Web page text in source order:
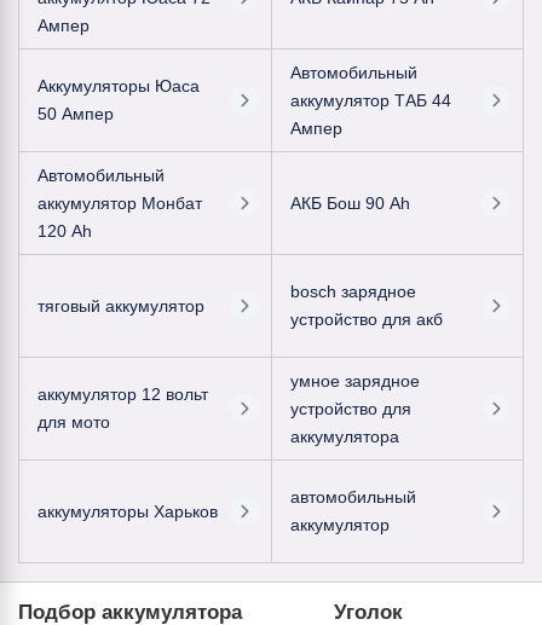
Ампер
Аккумуляторы Юаса
50 Ампер
Автомобильный
аккумулятор ТАБ 44
Ампер
Автомобильный
аккумулятор Монбат
120 Ah
АКБ Бош 90 Ah
тяговый аккумулятор
bosch зарядное
устройство для акб
аккумулятор 12 вольт
для мото
умное зарядное
устройство для
аккумулятора
аккумуляторы Харьков
автомобильный
аккумулятор
Подбор аккумулятора
Уголок